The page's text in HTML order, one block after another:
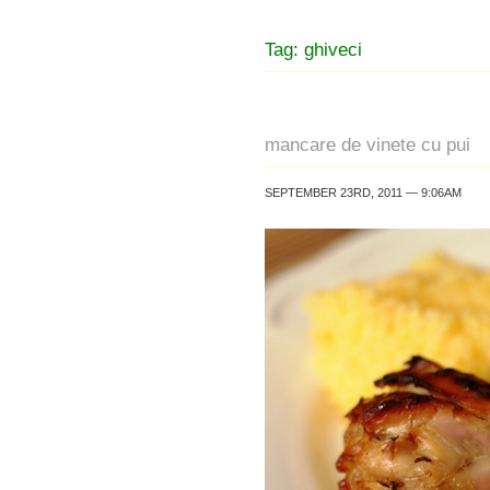
Tag: ghiveci
mancare de vinete cu pui
SEPTEMBER 23RD, 2011 — 9:06AM